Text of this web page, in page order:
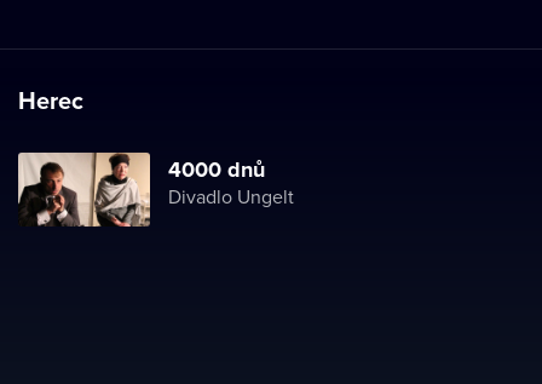
Herec
4000 dnů
Divadlo Ungelt